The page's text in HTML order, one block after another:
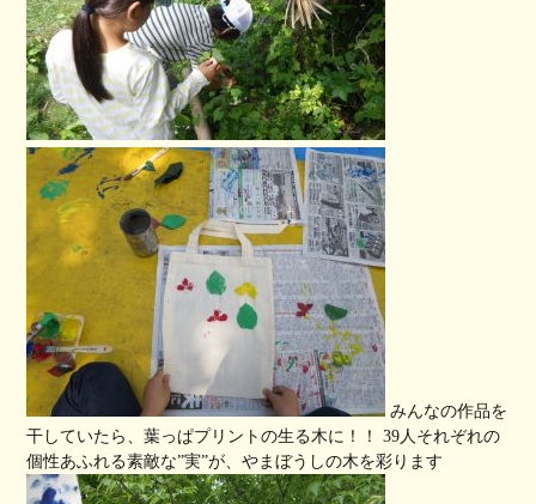
みんなの作品を
干していたら、葉っぱプリントの生る木に！！ 39人それぞれの
個性あふれる素敵な”実”が、やまぼうしの木を彩ります